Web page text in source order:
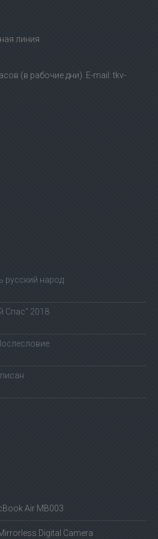
линия
(в рабочие дни). E-mail: tkv-
русский народ
Спас" 2018
Air MB003
Digital Camera